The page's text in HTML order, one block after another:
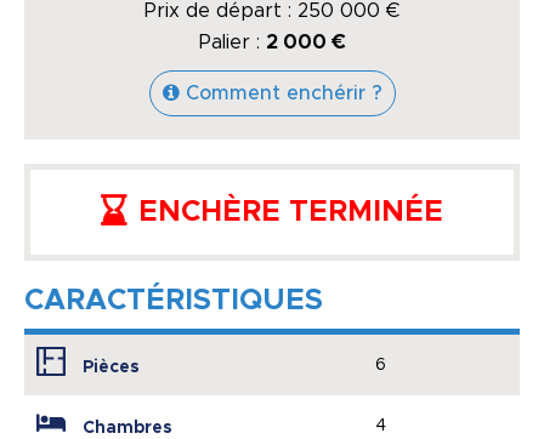
Prix de départ : 250 000 €
Palier : 2 000 €
Comment enchérir ?
ENCHÈRE TERMINÉE
CARACTÉRISTIQUES
Pièces 6
Chambres 4